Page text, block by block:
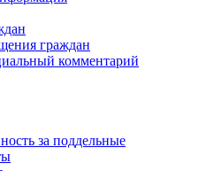
граждан
комментарий
за поддельные